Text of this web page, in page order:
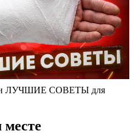
и ЛУЧШИЕ СОВЕТЫ для